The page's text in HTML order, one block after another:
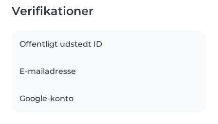
Verifikationer
Offentligt udstedt ID
E-mailadresse
Google-konto